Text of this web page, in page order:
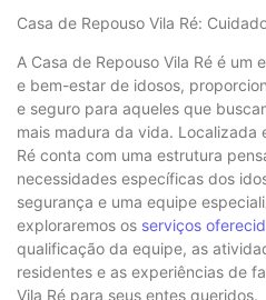
Casa de Repouso Vila Ré:
A Casa de Repouso Vila Ré é
e bem-estar de idosos,
e seguro para aqueles que
mais madura da vida. Localizada
Ré conta com uma estrutura
necessidades específicas dos
segurança e uma equipe
exploraremos os serviços
qualificação da equipe, as
residentes e as experiências de
Vila Ré para seus entes queridos.